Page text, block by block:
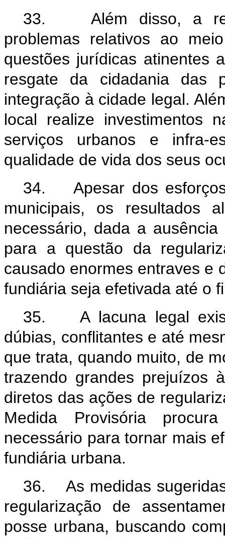
33. Além disso, a
problemas relativos ao
questões jurídicas atinentes
resgate da cidadania das
integração à cidade legal.
local realize investimentos
serviços urbanos e infra-
qualidade de vida dos seus
34. Apesar dos esforços
municipais, os resultados
necessário, dada a
para a questão da
causado enormes entraves e
fundiária seja efetivada até o
35. A lacuna legal
dúbias, conflitantes e até
que trata, quando muito, de
trazendo grandes prejuízos
diretos das ações de
Medida Provisória
necessário para tornar mais
fundiária urbana.
36. As medidas
regularização de
posse urbana, buscando